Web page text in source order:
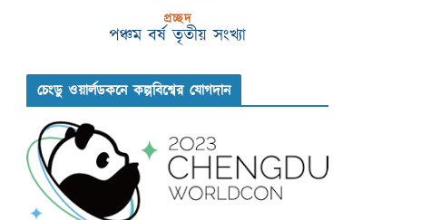
প্রচ্ছদ
পঞ্চম বর্ষ তৃতীয় সংখ্যা
চেংডু ওয়ার্লডকনে কল্পবিশ্বের যোগদান